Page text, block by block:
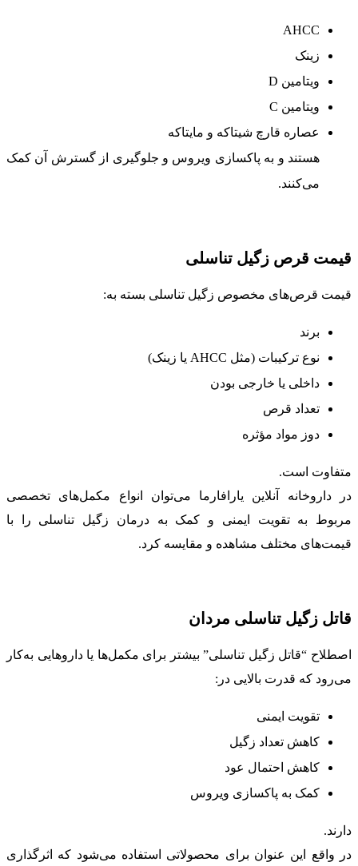
AHCC
زینک
ویتامین D
ویتامین C
عصاره قارچ شیتاکه و مایتاکه
هستند و به پاکسازی ویروس و جلوگیری از گسترش آن کمک
می‌کنند.
قیمت قرص زگیل تناسلی
قیمت قرص‌های مخصوص زگیل تناسلی بسته به:
برند
نوع ترکیبات (مثل AHCC یا زینک)
داخلی یا خارجی بودن
تعداد قرص
دوز مواد مؤثره
متفاوت است.
در داروخانه آنلاین یارافارما می‌توان انواع مکمل‌های تخصصی
مربوط به تقویت ایمنی و کمک به درمان زگیل تناسلی را با
قیمت‌های مختلف مشاهده و مقایسه کرد.
قاتل زگیل تناسلی مردان
اصطلاح “قاتل زگیل تناسلی” بیشتر برای مکمل‌ها یا داروهایی به‌کار
می‌رود که قدرت بالایی در:
تقویت ایمنی
کاهش تعداد زگیل
کاهش احتمال عود
کمک به پاکسازی ویروس
دارند.
در واقع این عنوان برای محصولاتی استفاده می‌شود که اثرگذاری